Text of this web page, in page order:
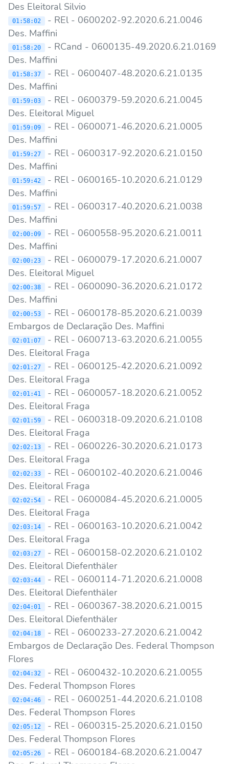
Des Eleitoral Silvio
01:58:02
- REl - 0600202-92.2020.6.21.0046
Des. Maffini
01:58:20
- RCand - 0600135-49.2020.6.21.0169
Des. Maffini
01:58:37
- REl - 0600407-48.2020.6.21.0135
Des. Maffini
01:59:03
- REl - 0600379-59.2020.6.21.0045
Des. Eleitoral Miguel
01:59:09
- REl - 0600071-46.2020.6.21.0005
Des. Maffini
01:59:27
- REl - 0600317-92.2020.6.21.0150
Des. Maffini
01:59:42
- REl - 0600165-10.2020.6.21.0129
Des. Maffini
01:59:57
- REl - 0600317-40.2020.6.21.0038
Des. Maffini
02:00:09
- REl - 0600558-95.2020.6.21.0011
Des. Maffini
02:00:23
- REl - 0600079-17.2020.6.21.0007
Des. Eleitoral Miguel
02:00:38
- REl - 0600090-36.2020.6.21.0172
Des. Maffini
02:00:53
- REl - 0600178-85.2020.6.21.0039
Embargos de Declaração Des. Maffini
02:01:07
- REl - 0600713-63.2020.6.21.0055
Des. Eleitoral Fraga
02:01:27
- REl - 0600125-42.2020.6.21.0092
Des. Eleitoral Fraga
02:01:41
- REl - 0600057-18.2020.6.21.0052
Des. Eleitoral Fraga
02:01:59
- REl - 0600318-09.2020.6.21.0108
Des. Eleitoral Fraga
02:02:13
- REl - 0600226-30.2020.6.21.0173
Des. Eleitoral Fraga
02:02:33
- REl - 0600102-40.2020.6.21.0046
Des. Eleitoral Fraga
02:02:54
- REl - 0600084-45.2020.6.21.0005
Des. Eleitoral Fraga
02:03:14
- REl - 0600163-10.2020.6.21.0042
Des. Eleitoral Fraga
02:03:27
- REl - 0600158-02.2020.6.21.0102
Des. Eleitoral Diefenthäler
02:03:44
- REl - 0600114-71.2020.6.21.0008
Des. Eleitoral Diefenthäler
02:04:01
- REl - 0600367-38.2020.6.21.0015
Des. Eleitoral Diefenthäler
02:04:18
- REl - 0600233-27.2020.6.21.0042
Embargos de Declaração Des. Federal Thompson
Flores
02:04:32
- REl - 0600432-10.2020.6.21.0055
Des. Federal Thompson Flores
02:04:46
- REl - 0600251-44.2020.6.21.0108
Des. Federal Thompson Flores
02:05:12
- REl - 0600315-25.2020.6.21.0150
Des. Federal Thompson Flores
02:05:26
- REl - 0600184-68.2020.6.21.0047